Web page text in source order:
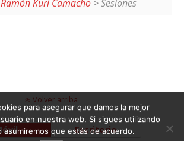
Kuri Camacho > Sesiones
Volver arriba
Escritorio
para asegurar que damos la mejor
en nuestra web. Si sigues utilizando
asumiremos que estás de acuerdo.